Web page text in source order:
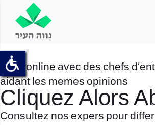
Allez online avec des chefs
aidant les memes opinions
Cliquez Alors
Consultez nos expers pour